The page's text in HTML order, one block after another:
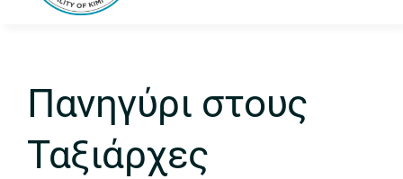
Πανηγύρι στους
Ταξιάρχες